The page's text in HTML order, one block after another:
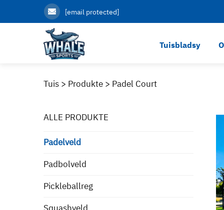
[email protected]
Tuisbladsy
Tuis > Produkte > Padel Court
ALLE PRODUKTE
Padelveld
Padbolveld
Pickleballreg